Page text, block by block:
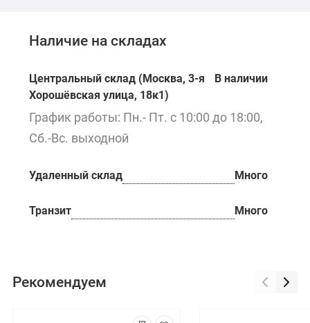
Наличие на складах
Центральный склад (Москва, 3-я
Хорошёвская улица, 18к1)
В наличии
График работы: Пн.- Пт. с 10:00 до 18:00,
Сб.-Вс. выходной
Удаленный склад Много
Транзит Много
Рекомендуем